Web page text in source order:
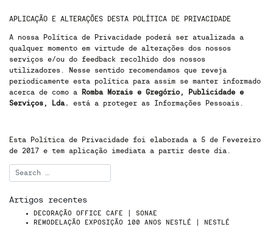
APLICAÇÃO E ALTERAÇÕES DESTA POLÍTICA DE PRIVACIDADE
A nossa Política de Privacidade poderá ser atualizada a
qualquer momento em virtude de alterações dos nossos
serviços e/ou do feedback recolhido dos nossos
utilizadores. Nesse sentido recomendamos que reveja
periodicamente esta política para assim se manter informado
acerca de como a
Romba Morais e Gregório, Publicidade e
Serviços, Lda. está a proteger as Informações Pessoais.
Esta Política de Privacidade foi elaborada a 5 de Fevereiro
de 2017 e tem aplicação imediata a partir deste dia.
Artigos recentes
DECORAÇÃO OFFICE CAFE | SONAE
REMODELAÇÃO EXPOSIÇÃO 100 ANOS NESTLÉ | NESTLÉ